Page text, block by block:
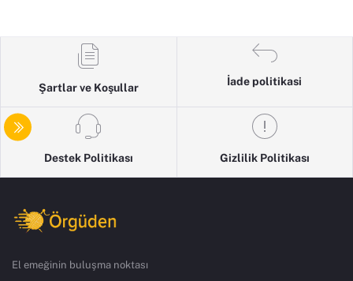
Şartlar ve Koşullar
İade politikasi
Destek Politikası Gizlilik Politikası
El emeğinin buluşma noktası